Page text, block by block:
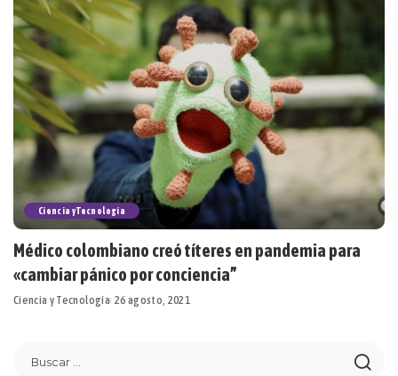
Ciencia y Tecnología
Médico colombiano creó títeres en pandemia para
«cambiar pánico por conciencia”
Ciencia y Tecnología 26 agosto, 2021